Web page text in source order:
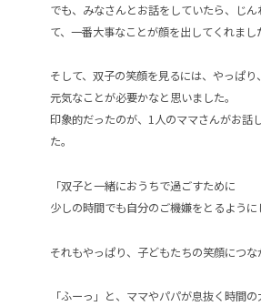
でも、みなさんとお話をしていたら、じ
て、一番大事なことが顔を出してくれまし
そして、双子の笑顔を見るには、やっぱ
元気なことが必要かなと思いました。
印象的だったのが、1人のママさんがお話
た。
「双子と一緒におうちで過ごすために
少しの時間でも自分のご機嫌をとるように
それもやっぱり、子どもたちの笑顔につな
「ふーっ」と、ママやパパが息抜く時間の